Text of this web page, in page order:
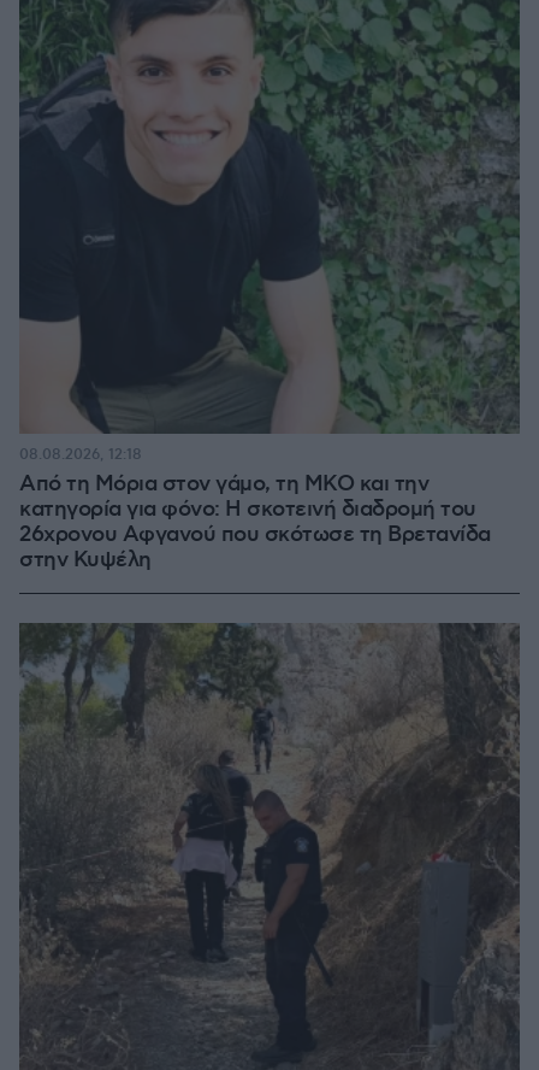
Από τη Μόρια στον γάμο, τη ΜΚΟ και την
κατηγορία για φόνο: Η σκοτεινή διαδρομή του
26χρονου Αφγανού που σκότωσε τη Βρετανίδα
στην Κυψέλη
08.08.2026, 12:18